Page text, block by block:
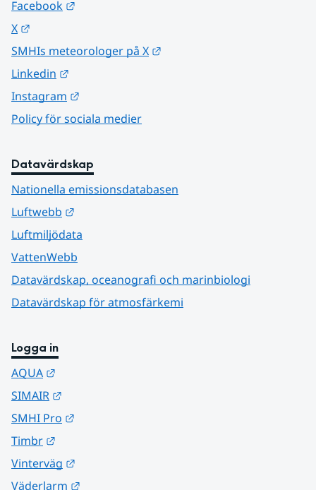
Facebook
X
SMHIs meteorologer på X
Linkedin
Instagram
Policy för sociala medier
Datavärdskap
Nationella emissionsdatabasen
Luftwebb
Luftmiljödata
VattenWebb
Datavärdskap, oceanografi och marinbiologi
Datavärdskap för atmosfärkemi
Logga in
AQUA
SIMAIR
SMHI Pro
Timbr
Vinterväg
Väderlarm